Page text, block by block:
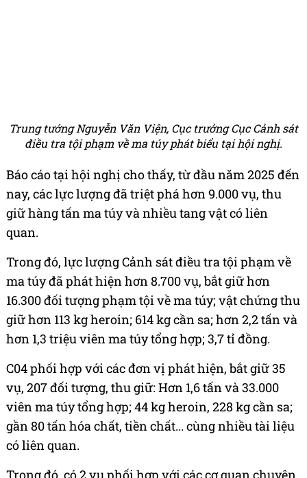
Trung tướng Nguyễn Văn Viện, Cục trưởng Cục Cảnh sát
điều tra tội phạm về ma túy phát biểu tại hội nghị.
Báo cáo tại hội nghị cho thấy, từ đầu năm 2025 đến
nay, các lực lượng đã triệt phá hơn 9.000 vụ, thu
giữ hàng tấn ma túy và nhiều tang vật có liên
quan.
Trong đó, lực lượng Cảnh sát điều tra tội phạm về
ma túy đã phát hiện hơn 8.700 vụ, bắt giữ hơn
16.300 đối tượng phạm tội về ma túy; vật chứng thu
giữ hơn 113 kg heroin; 614 kg cần sa; hơn 2,2 tấn và
hơn 1,3 triệu viên ma túy tổng hợp; 3,7 tỉ đồng.
C04 phối hợp với các đơn vị phát hiện, bắt giữ 35
vụ, 207 đối tượng, thu giữ: Hơn 1,6 tấn và 33.000
viên ma túy tổng hợp; 44 kg heroin, 228 kg cần sa;
gần 80 tấn hóa chất, tiền chất... cùng nhiều tài liệu
có liên quan.